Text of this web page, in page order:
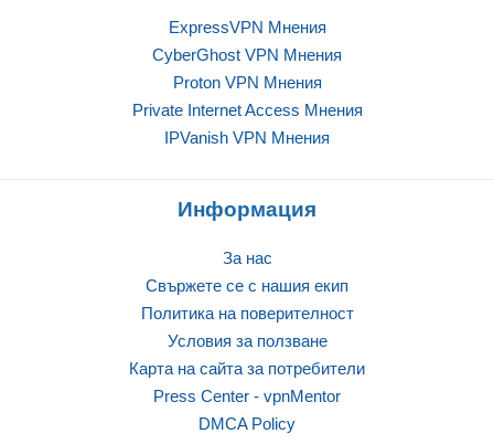
ExpressVPN Mнения
CyberGhost VPN Mнения
Proton VPN Mнения
Private Internet Access Mнения
IPVanish VPN Mнения
Информация
За нас
Свържете се с нашия екип
Политика на поверителност
Условия за ползване
Карта на сайта за потребители
Press Center - vpnMentor
DMCA Policy